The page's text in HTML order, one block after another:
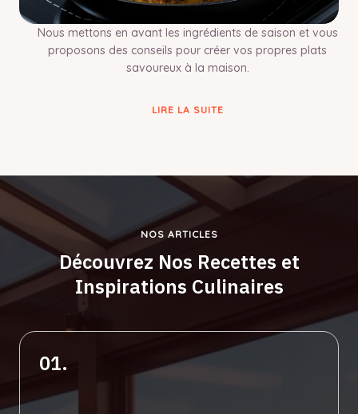
Nous mettons en avant les ingrédients de saison et vous
proposons des conseils pour créer vos propres plats
savoureux à la maison.
LIRE LA SUITE
NOS ARTICLES
Découvrez Nos Recettes et
Inspirations Culinaires
01.